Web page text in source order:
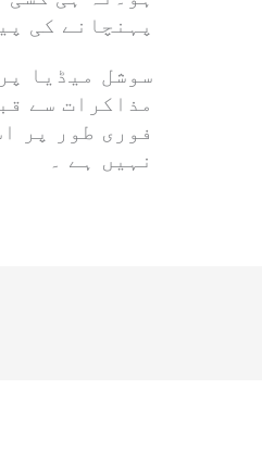
پہنچانے کی
سوشل میڈیا
مذاکرات سے
فوری طور پر
نہیں ہے ۔